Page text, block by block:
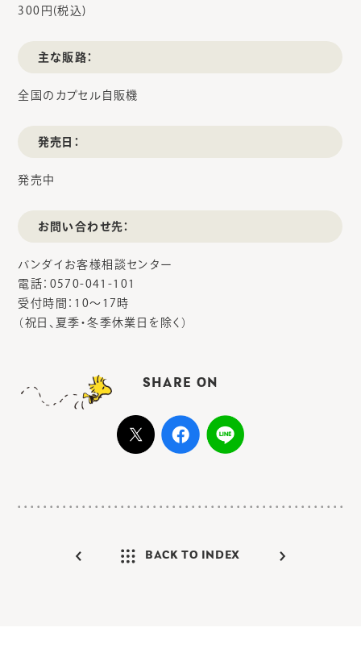
300円(税込)
主な販路：
全国のカプセル自販機
発売日：
発売中
お問い合わせ先：
バンダイお客様相談センター
電話：0570-041-101
受付時間：10～17時
（祝日、夏季・冬季休業日を除く）
SHARE ON
BACK TO INDEX